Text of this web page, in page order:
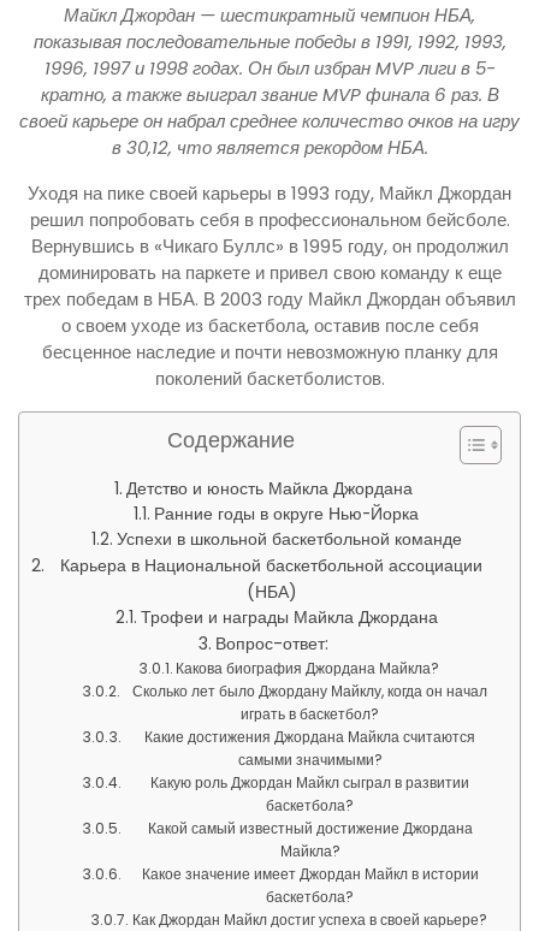
Майкл Джордан — шестикратный чемпион НБА,
показывая последовательные победы в 1991, 1992, 1993,
1996, 1997 и 1998 годах. Он был избран MVP лиги в 5-
кратно, а также выиграл звание MVP финала 6 раз. В
своей карьере он набрал среднее количество очков на игру
в 30,12, что является рекордом НБА.
Уходя на пике своей карьеры в 1993 году, Майкл Джордан
решил попробовать себя в профессиональном бейсболе.
Вернувшись в «Чикаго Буллс» в 1995 году, он продолжил
доминировать на паркете и привел свою команду к еще
трех победам в НБА. В 2003 году Майкл Джордан объявил
о своем уходе из баскетбола, оставив после себя
бесценное наследие и почти невозможную планку для
поколений баскетболистов.
Содержание
Детство и юность Майкла Джордана
Ранние годы в округе Нью-Йорка
Успехи в школьной баскетбольной команде
Карьера в Национальной баскетбольной ассоциации
(НБА)
Трофеи и награды Майкла Джордана
Вопрос-ответ:
Какова биография Джордана Майкла?
Сколько лет было Джордану Майклу, когда он начал
играть в баскетбол?
Какие достижения Джордана Майкла считаются
самыми значимыми?
Какую роль Джордан Майкл сыграл в развитии
баскетбола?
Какой самый известный достижение Джордана
Майкла?
Какое значение имеет Джордан Майкл в истории
баскетбола?
Как Джордан Майкл достиг успеха в своей карьере?